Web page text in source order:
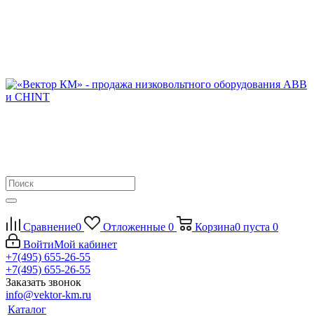
Сравнение0 Отложенные 0 Корзина0 пуста 0
ВойтиМой кабинет
+7(495) 655-26-55
+7(495) 655-26-55
Заказать звонок
info@vektor-km.ru
Каталог